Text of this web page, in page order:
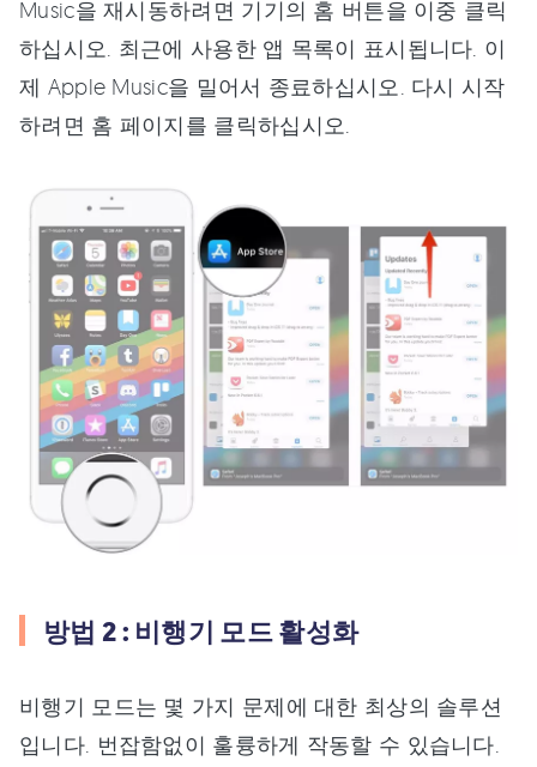
Music을 재시동하려면 기기의 홈 버튼을 이중 클릭
하십시오. 최근에 사용한 앱 목록이 표시됩니다. 이
제 Apple Music을 밀어서 종료하십시오. 다시 시작
하려면 홈 페이지를 클릭하십시오.
방법 2 : 비행기 모드 활성화
비행기 모드는 몇 가지 문제에 대한 최상의 솔루션
입니다. 번잡함없이 훌륭하게 작동할 수 있습니다.